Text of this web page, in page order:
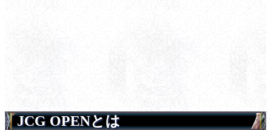
JCG OPENとは